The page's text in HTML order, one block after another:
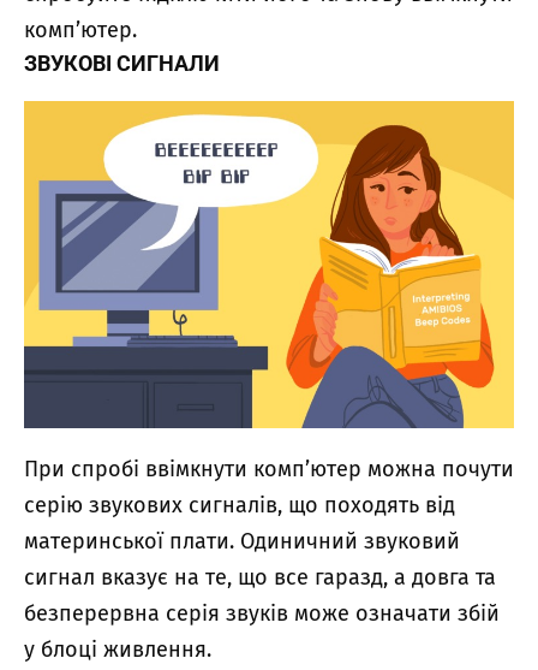
комп’ютер.
ЗВУКОВІ СИГНАЛИ
При спробі ввімкнути комп’ютер можна почути
серію звукових сигналів, що походять від
материнської плати. Одиничний звуковий
сигнал вказує на те, що все гаразд, а довга та
безперервна серія звуків може означати збій
у блоці живлення.